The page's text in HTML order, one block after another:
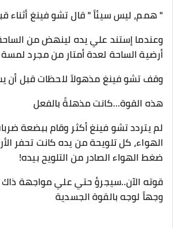
" همم، ليس سيئاً " قال تشو فينغ أثناء
وعندما إستند علي يده لينهض من
أرضية الساحة لعدة أمتار من مجرد
وقف تشو فينغ مذهولاً للحظات قبل أن
هذه القوة...كانت مذهلةً بالفعل
لم يتردد تشو فينغ أكثر وقام ببضعة
الهواء، كل تلويحة من يده كانت تحفر
ضغط الهواء الصادر من التلويح بيده!
قوته الآن..سيجرؤ حتي علي مواجهة
وجهاً لوجه بالقوة الجسدية